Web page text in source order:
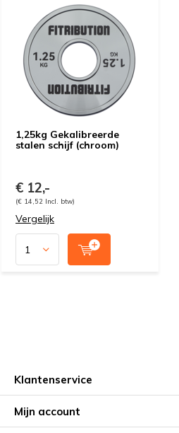
1,25kg Gekalibreerde
stalen schijf (chroom)
€ 12,-
(€ 14,52 Incl. btw)
Vergelijk
Klantenservice
Mijn account